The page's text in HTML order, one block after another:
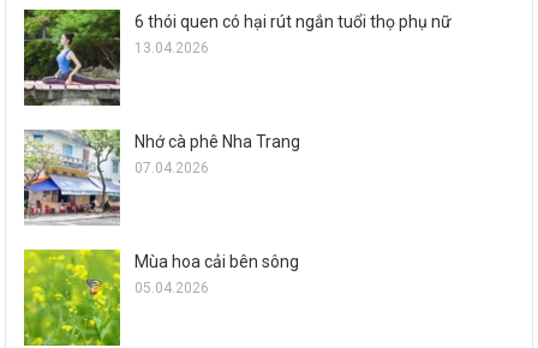
6 thói quen có hại rút ngắn tuổi thọ phụ nữ
13.04.2026
Nhớ cà phê Nha Trang
07.04.2026
Mùa hoa cải bên sông
05.04.2026